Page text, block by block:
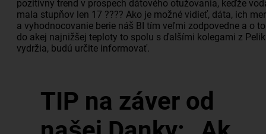
pozitívny trend v prospech dátového otužovania, keďže
mala stupňov len 17 ???? Ako je možné vidieť, dáta, ich
a vyhodnocovanie berie náš BI tím veľmi zodpovedne a o
do akej najnižšej teploty to spolu s ďalšími kolegami z
vydržia, budú určite informovať.
TIP na záver od